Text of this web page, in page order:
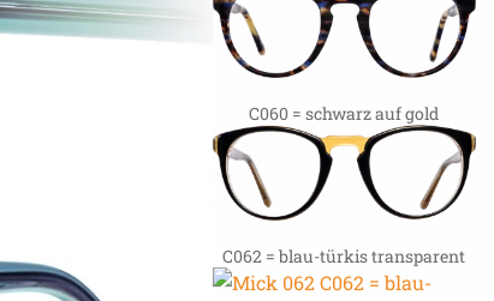
C060 = schwarz auf gold
C062 = blau-türkis transparent